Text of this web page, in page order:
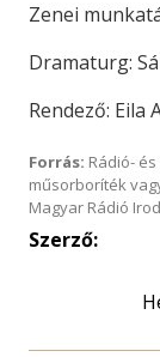
Zenei
Dramaturg:
Rendező: Eila
Forrás: Rádió-
műsorboríték
Magyar Rádió
Szerző: